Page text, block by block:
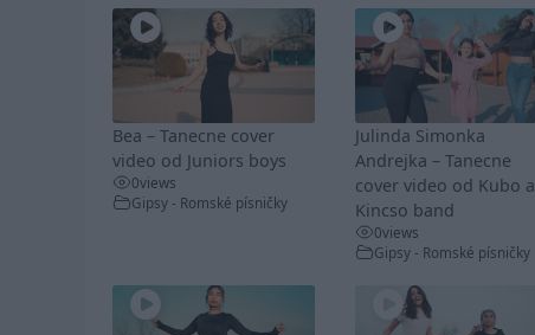
Bea – Tanecne cover
video od Juniors boys
0views
Gipsy - Romské písničky
Julinda Simonka
Andrejka – Tanecne
cover video od Kubo a
Kincso band
0views
Gipsy - Romské písničky